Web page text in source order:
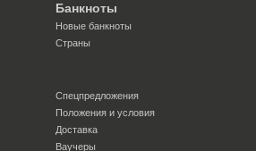
Банкноты
Новые банкноты
Страны
Спецпредложения
Положения и условия
Доставка
Ваучеры